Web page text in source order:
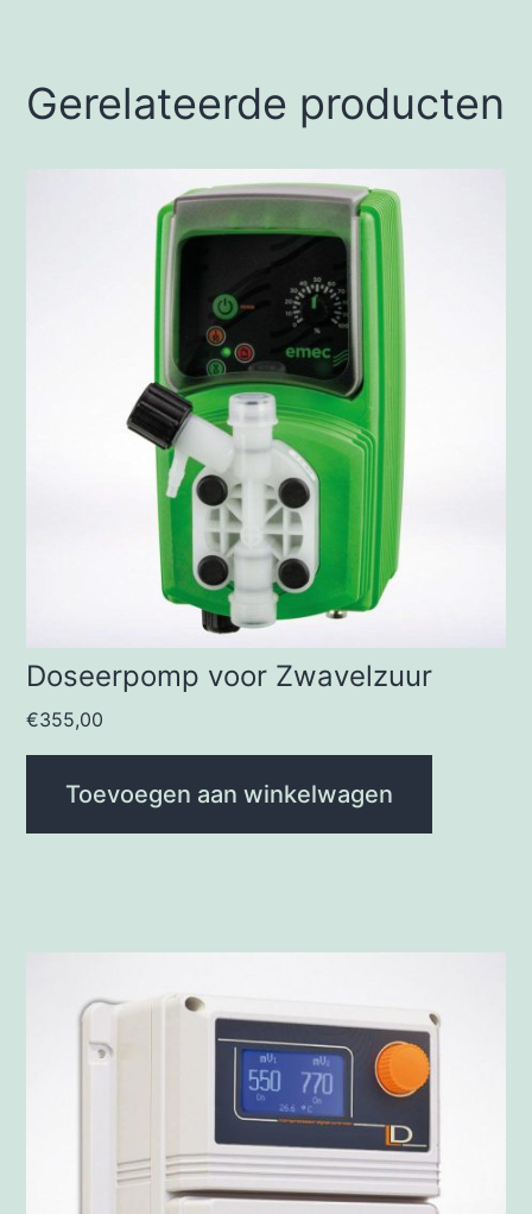
Gerelateerde producten
Doseerpomp voor Zwavelzuur
€355,00
Toevoegen aan winkelwagen